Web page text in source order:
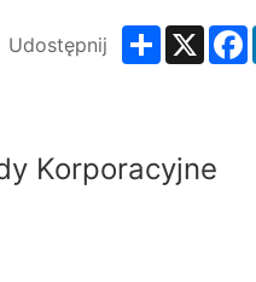
Udostępnij ShareX
Korporacyjne